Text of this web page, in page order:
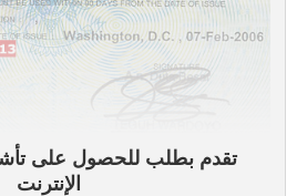
تقدم بطلب للحصول على
الإنترنت